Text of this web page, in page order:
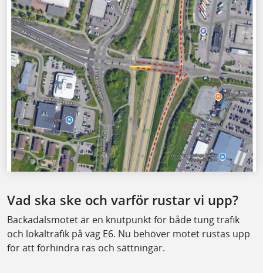
Vad ska ske och varför rustar vi upp?
Backadalsmotet är en knutpunkt för både tung trafik
och lokaltrafik på väg E6. Nu behöver motet rustas upp
för att förhindra ras och sättningar.